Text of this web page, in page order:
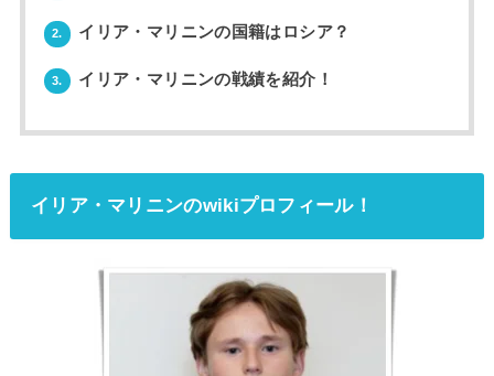
2. イリア・マリニンの国籍はロシア？
3. イリア・マリニンの戦績を紹介！
イリア・マリニンのwikiプロフィール！